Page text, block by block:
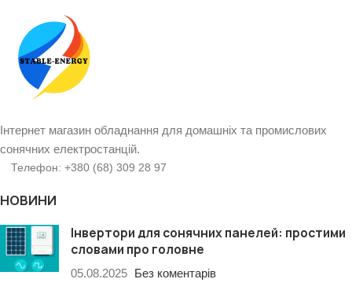
Інтернет магазин обладнання для домашніх та промислових
сонячних електростанцій.
Телефон: +380 (68) 309 28 97
НОВИНИ
Інвертори для сонячних панелей: простими
словами про головне
05.08.2025 Без коментарів